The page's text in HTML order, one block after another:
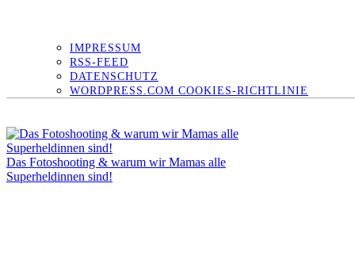
IMPRESSUM
RSS-FEED
DATENSCHUTZ
WORDPRESS.COM COOKIES-RICHTLINIE
Das Fotoshooting & warum wir Mamas alle
Superheldinnen sind!